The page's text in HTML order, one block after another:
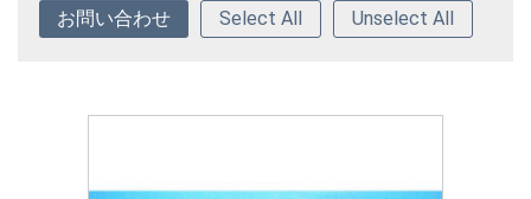
Select All Unselect All